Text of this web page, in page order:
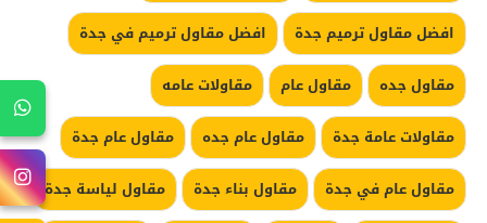
افضل مقاول ترميم جدة
افضل مقاول ترميم في جدة
مقاول جده
مقاول عام
مقاولات عامه
مقاولات عامة جدة
مقاول عام جده
مقاول عام جدة
مقاول عام في جدة
مقاول بناء جدة
مقاول لياسة جدة